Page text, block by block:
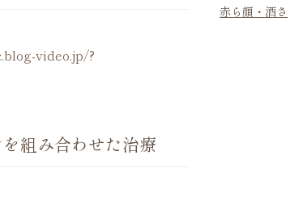
video.jp/?
組み合わせた治療
赤ら顔・酒さ